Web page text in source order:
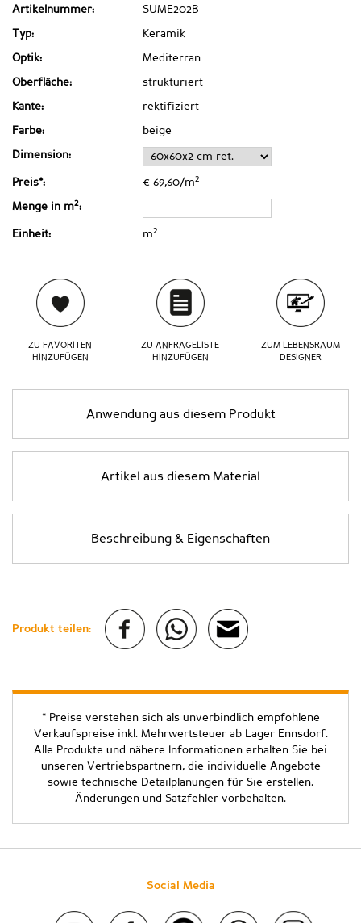
Artikelnummer: SUME202B
Typ: Keramik
Optik: Mediterran
Oberfläche: strukturiert
Kante: rektifiziert
Farbe: beige
Dimension:
Preis*: € 69,60/m2
Menge in m2:
Einheit: m2
ZU FAVORITEN
HINZUFÜGEN
ZU ANFRAGELISTE
HINZUFÜGEN
ZUM LEBENSRAUM
DESIGNER
Anwendung aus diesem Produkt
Artikel aus diesem Material
Beschreibung & Eigenschaften
Produkt teilen:
* Preise verstehen sich als unverbindlich empfohlene
Verkaufspreise inkl. Mehrwertsteuer ab Lager Ennsdorf.
Alle Produkte und nähere Informationen erhalten Sie bei
unseren Vertriebspartnern, die individuelle Angebote
sowie technische Detailplanungen für Sie erstellen.
Änderungen und Satzfehler vorbehalten.
Social Media